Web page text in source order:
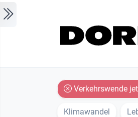
Verkehrswende
Klimawandel